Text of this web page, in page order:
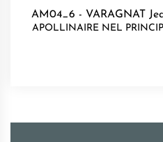
AM04_6 - VARAGNAT
APOLLINAIRE NEL